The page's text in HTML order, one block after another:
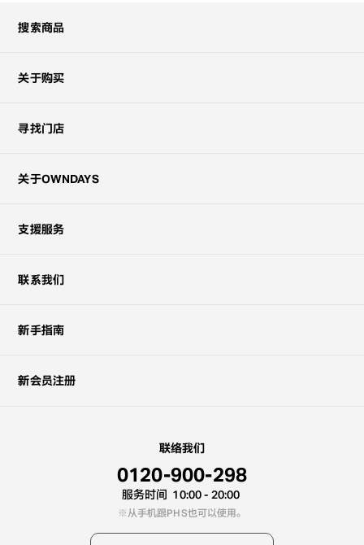
搜索商品
关于购买
寻找门店
关于OWNDAYS
支援服务
联系我们
新手指南
新会员注册
联络我们
0120-900-298
服务时间 10:00 - 20:00
从手机跟PHS也可以使用。